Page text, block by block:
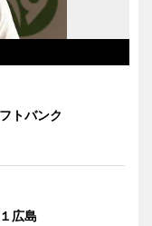
トバンク
広島